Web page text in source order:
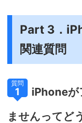
Part 3．
関連質問
質問
1
iPhoneが
ませんってど